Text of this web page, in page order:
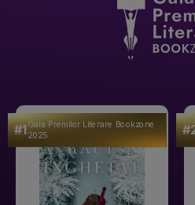
#1Gala Premilor Literare Bookzone
2025